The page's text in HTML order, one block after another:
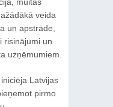
veida
un apstrāde,
risinājumi un
uzņēmumiem.
Latvijas
pirmo